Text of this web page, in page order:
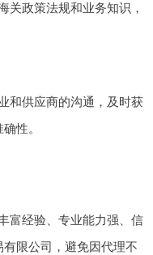
关政策法规和业务知识，
和供应商的沟通，及时获
性。
富经验、专业能力强、信
限公司，避免因代理不